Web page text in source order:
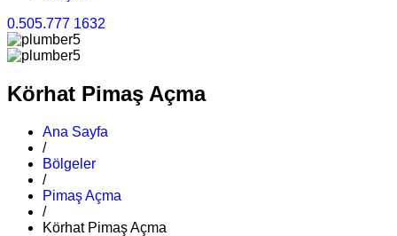
0.505.777 1632
Körhat Pimaş Açma
Ana Sayfa
/
Bölgeler
/
Pimaş Açma
/
Körhat Pimaş Açma